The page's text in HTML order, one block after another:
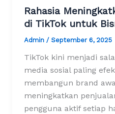
Rahasia
di TikTok untuk
Admin / September 6, 2025
TikTok kini menjadi
media sosial paling
membangun brand
meningkatkan
pengguna aktif setiap